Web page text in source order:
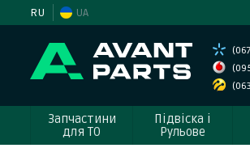
RU UA
Запчастини
для ТО
Підвіска і
Рульове